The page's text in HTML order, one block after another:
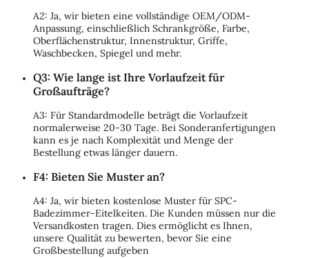
A2: Ja, wir bieten eine vollständige OEM/ODM-
Anpassung, einschließlich Schrankgröße, Farbe,
Oberflächenstruktur, Innenstruktur, Griffe,
Waschbecken, Spiegel und mehr.
Q3: Wie lange ist Ihre Vorlaufzeit für
Großaufträge?
A3: Für Standardmodelle beträgt die Vorlaufzeit
normalerweise 20-30 Tage. Bei Sonderanfertigungen
kann es je nach Komplexität und Menge der
Bestellung etwas länger dauern.
F4: Bieten Sie Muster an?
A4: Ja, wir bieten kostenlose Muster für SPC-
Badezimmer-Eitelkeiten. Die Kunden müssen nur die
Versandkosten tragen. Dies ermöglicht es Ihnen,
unsere Qualität zu bewerten, bevor Sie eine
Großbestellung aufgeben